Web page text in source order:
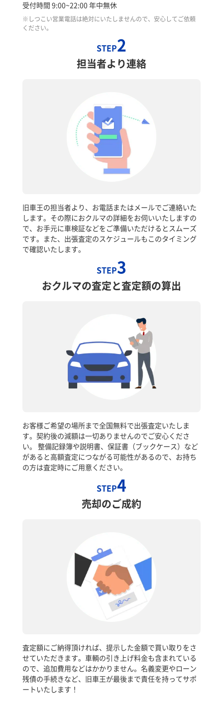
受付時間 9:00~22:00 年中無休
※しつこい営業電話は絶対にいたしませんので、安心してご依頼
ください。
STEP2
担当者より連絡
旧車王の担当者より、お電話またはメールでご連絡いた
します。その際におクルマの詳細をお伺いいたしますの
で、お手元に車検証などをご準備いただけるとスムーズ
です。また、出張査定のスケジュールもこのタイミング
で確認いたします。
STEP3
おクルマの査定と査定額の算出
お客様ご希望の場所まで全国無料で出張査定いたしま
す。契約後の減額は一切ありませんのでご安心くださ
い。 整備記録簿や説明書、保証書（ブックケース）など
があると高額査定につながる可能性があるので、お持ち
の方は査定時にご用意ください。
STEP4
売却のご成約
査定額にご納得頂ければ、提示した金額で買い取りをさ
せていただきます。車輌の引き上げ料金も含まれている
ので、追加費用などはかかりません。名義変更やローン
残債の手続きなど、旧車王が最後まで責任を持ってサポ
ートいたします！